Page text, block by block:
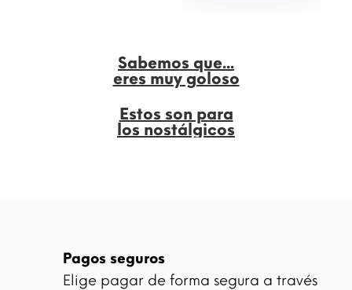
Sabemos que...
eres muy goloso
Estos son para
los nostálgicos
Pagos seguros
Elige pagar de forma segura a través